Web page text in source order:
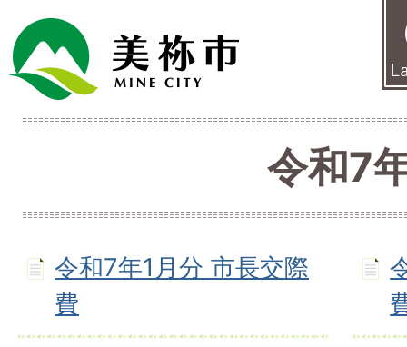
令和7
令和7年1月分 市長交際
費